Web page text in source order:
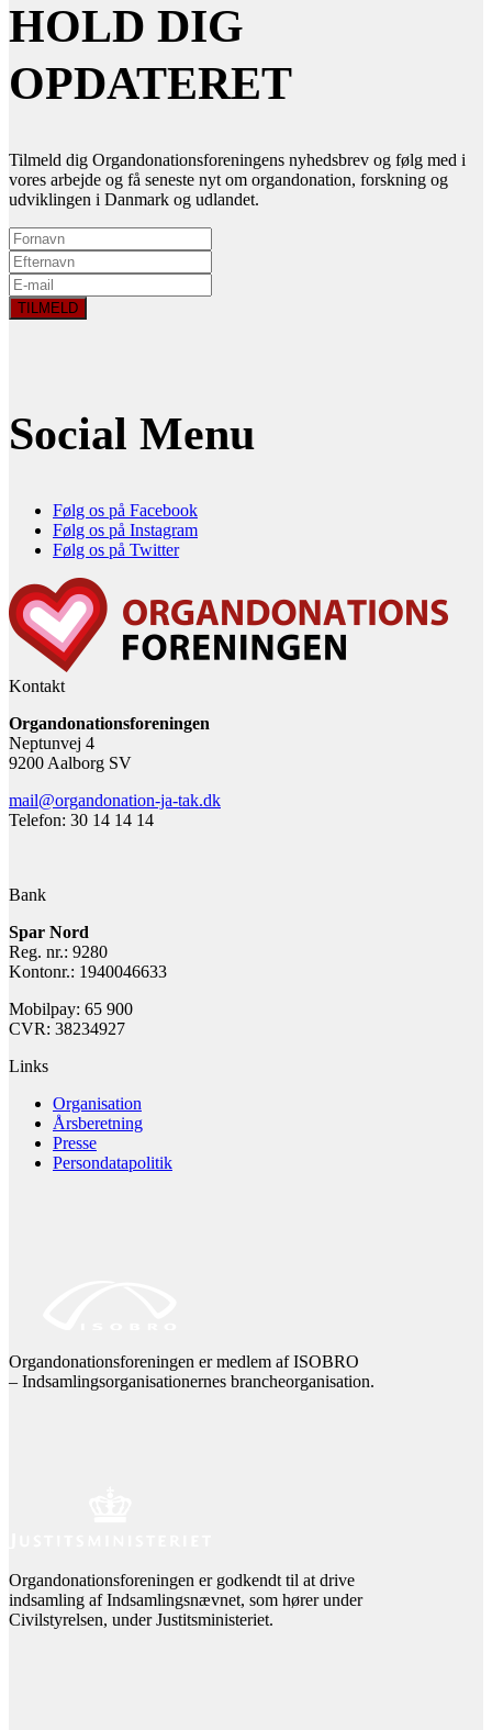
HOLD DIG
OPDATERET
Tilmeld dig Organdonationsforeningens nyhedsbrev og følg med i
vores arbejde og få seneste nyt om organdonation, forskning og
udviklingen i Danmark og udlandet.
Social Menu
Følg os på Facebook
Følg os på Instagram
Følg os på Twitter
Kontakt
Organdonationsforeningen
Neptunvej 4
9200 Aalborg SV
mail@organdonation-ja-tak.dk
Telefon: 30 14 14 14
Bank
Spar Nord
Reg. nr.: 9280
Kontonr.: 1940046633
Mobilpay: 65 900
CVR: 38234927
Links
Organisation
Årsberetning
Presse
Persondatapolitik
Organdonationsforeningen er medlem af ISOBRO
– Indsamlingsorganisationernes brancheorganisation.
Organdonationsforeningen er godkendt til at drive
indsamling af Indsamlingsnævnet, som hører under
Civilstyrelsen, under Justitsministeriet.